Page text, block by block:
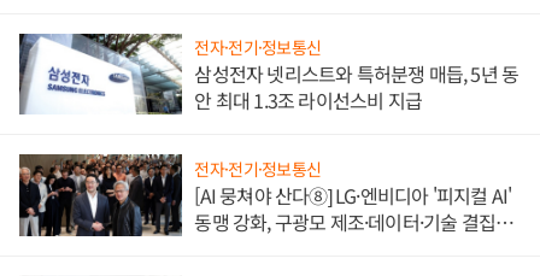
전자·전기·정보통신
삼성전자 넷리스트와 특허분쟁 매듭, 5년 동
안 최대 1.3조 라이선스비 지급
전자·전기·정보통신
[AI 뭉쳐야 산다⑧] LG·엔비디아 '피지컬 AI'
동맹 강화, 구광모 제조·데이터·기술 결집